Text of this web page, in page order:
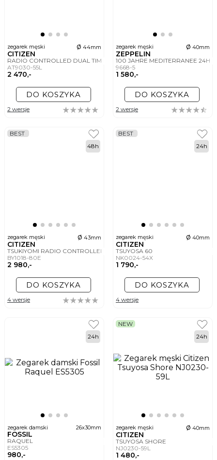
zegarek męski ø 44mm
CITIZEN
RADIO CONTROLLED DUAL TIME
AT9030-55L
2 470,-
DO KOSZYKA
2 wersje
zegarek męski ø 40mm
ZEPPELIN
100 JAHRE MEDITERRANEE 24H
9668-5
1 580,-
DO KOSZYKA
2 wersje
zegarek męski ø 43mm
CITIZEN
TSUKIYOMI RADIO CONTROLLED MOONPHASE
BY1018-80E
2 980,-
BEST
48h
DO KOSZYKA
4 wersje
zegarek męski ø 40mm
CITIZEN
TSUYOSA 60
NK0024-54X
1 790,-
BEST
24h
DO KOSZYKA
4 wersje
zegarek damski 26x30mm
FOSSIL
RAQUEL
ES5305
980,-
24h
zegarek męski ø 40mm
CITIZEN
TSUYOSA SHORE
NJ0230-59L
1 480,-
NEW
24h